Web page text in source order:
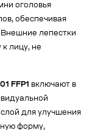
оголовья
обеспечивая
лепестки
лицу, не
FFP1 включают в
для улучшения
форму,